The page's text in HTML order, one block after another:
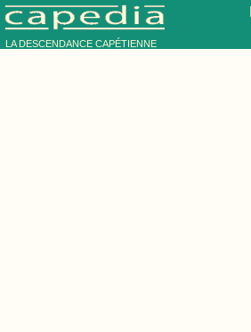
LA DESCENDANCE CAPÉTIENNE